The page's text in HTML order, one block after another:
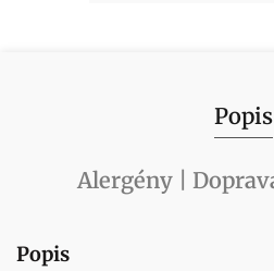
Popis
Alergény |
Popis